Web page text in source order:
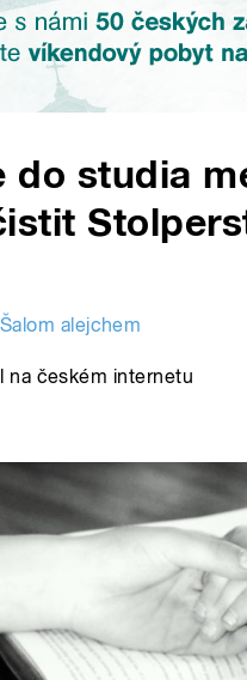
do studia
Šalom alejchem
na českém internetu